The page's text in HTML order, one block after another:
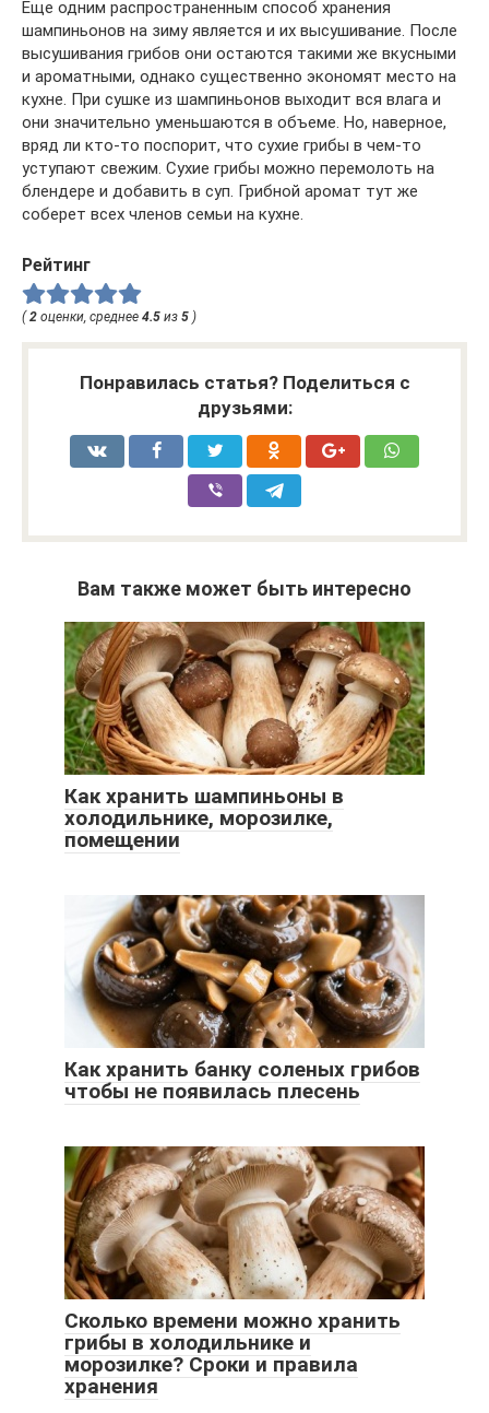
Еще одним распространенным способ хранения
шампиньонов на зиму является и их высушивание. После
высушивания грибов они остаются такими же вкусными
и ароматными, однако существенно экономят место на
кухне. При сушке из шампиньонов выходит вся влага и
они значительно уменьшаются в объеме. Но, наверное,
вряд ли кто-то поспорит, что сухие грибы в чем-то
уступают свежим. Сухие грибы можно перемолоть на
блендере и добавить в суп. Грибной аромат тут же
соберет всех членов семьи на кухне.
Рейтинг
(2 оценки, среднее 4.5 из 5 )
Понравилась статья? Поделиться с
друзьями:
Вам также может быть интересно
Как хранить шампиньоны в
холодильнике, морозилке,
помещении
Как хранить банку соленых грибов
чтобы не появилась плесень
Сколько времени можно хранить
грибы в холодильнике и
морозилке? Сроки и правила
хранения